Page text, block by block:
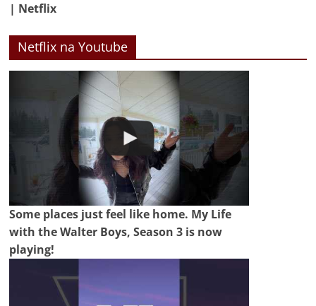
| Netflix
Netflix na Youtube
Some places just feel like home. My Life
with the Walter Boys, Season 3 is now
playing!